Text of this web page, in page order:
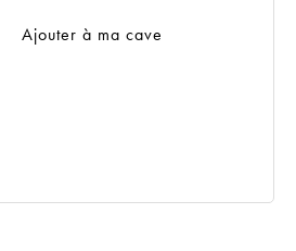
Ajouter à ma cave